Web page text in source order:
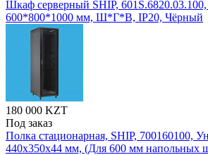
Шкаф серверный SHIP,
600*800*1000 мм, Ш*Г*В, IP20, Чёрный
180 000 KZT
Под заказ
Полка стационарная, SHIP, 700160100,
440х350х44 мм, (Для 600 мм напольных